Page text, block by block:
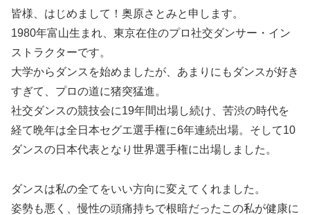
皆様、はじめまして！奥原さとみと申します。
1980年富山生まれ、東京在住のプロ社交ダンサー・イン
ストラクターです。
大学からダンスを始めましたが、あまりにもダンスが好き
すぎて、プロの道に猪突猛進。
社交ダンスの競技会に19年間出場し続け、苦渋の時代を
経て晩年は全日本セグエ選手権に6年連続出場。そして10
ダンスの日本代表となり世界選手権に出場しました。
ダンスは私の全てをいい方向に変えてくれました。
姿勢も悪く、慢性の頭痛持ちで根暗だったこの私が健康に